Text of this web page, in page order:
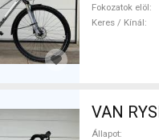
Fokozatok elöl
Keres / Kínál
VAN
Állapot